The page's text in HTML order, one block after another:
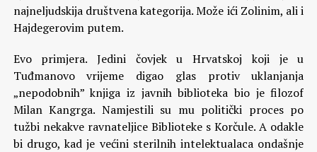
najneljudskija društvena kategorija. Može ići Zolinim, ali i
Hajdegerovim putem.
Evo primjera. Jedini čovjek u Hrvatskoj koji je u
Tuđmanovo vrijeme digao glas protiv uklanjanja
„nepodobnih” knjiga iz javnih biblioteka bio je filozof
Milan Kangrga. Namjestili su mu politički proces po
tužbi nekakve ravnateljice Biblioteke s Korčule. A odakle
bi drugo, kad je većini sterilnih intelektualaca ondašnje